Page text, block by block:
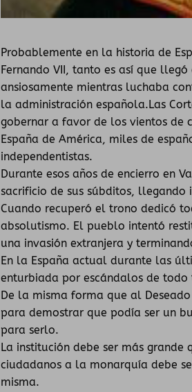
Probablemente en la historia de
Fernando VII, tanto es así que
ansiosamente mientras luchaba
la administración española.Las
gobernar a favor de los vientos de
España de América, miles de
independentistas.
Durante esos años de encierro en
sacrificio de sus súbditos,
Cuando recuperó el trono dedicó
absolutismo. El pueblo intentó
una invasión extranjera y
En la España actual durante las
enturbiada por escándalos de todo
De la misma forma que al
para demostrar que podía ser un
para serlo.
La institución debe ser más
ciudadanos a la monarquía debe
misma.